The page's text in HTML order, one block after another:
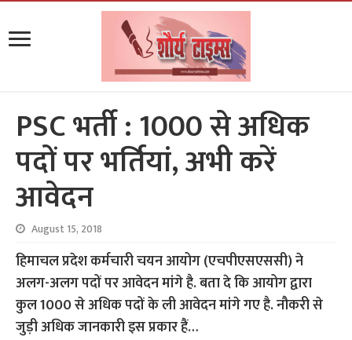
PSC भर्ती : 1000 से अधिक
पदों पर भर्तियां, अभी करें
आवेदन
August 15, 2018
हिमाचल प्रदेश कर्मचारी चयन आयोग (एचपीएसएससी) ने
अलग-अलग पदों पर आवेदन मांगे है. बता दे कि आयोग द्वारा
कुल 1000 से अधिक पदों के ली आवेदन मांगे गए है. नौकरी से
जुड़ी अधिक जानकारी इस प्रकार हैं…